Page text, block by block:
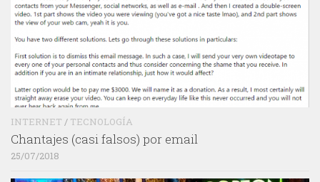
INTERNET / TECNOLOGÍA
Chantajes (casi falsos) por email
25/07/2018